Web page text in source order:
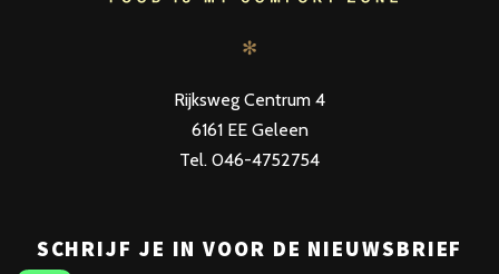
✻
Rijksweg Centrum 4
6161 EE Geleen
Tel. 046-4752754
SCHRIJF JE IN VOOR DE NIEUWSBRIEF